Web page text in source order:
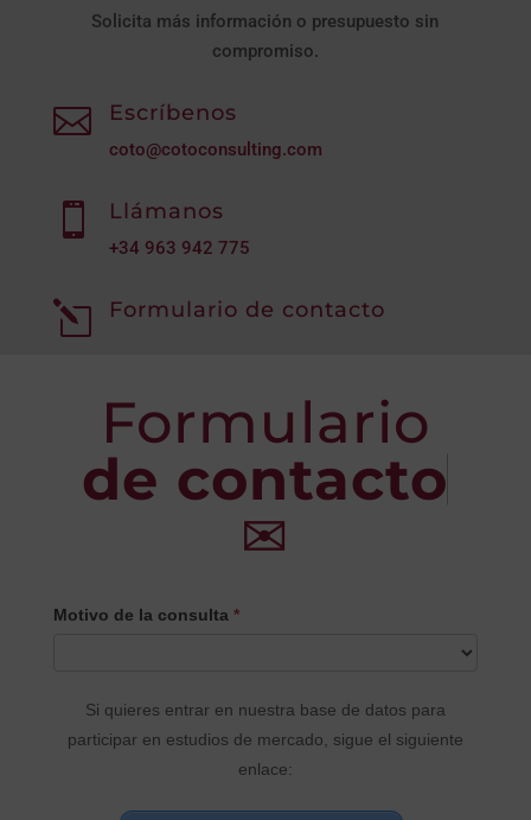
Solicita más información o presupuesto sin
compromiso.
 Escríbenos
coto@cotoconsulting.com
 Llámanos
+34 963 942 775
l Formulario de contacto
Formulario
de contacto
✉
CONTACTO
Motivo de la consulta *
Si quieres entrar en nuestra base de datos para
participar en estudios de mercado, sigue el siguiente
enlace: